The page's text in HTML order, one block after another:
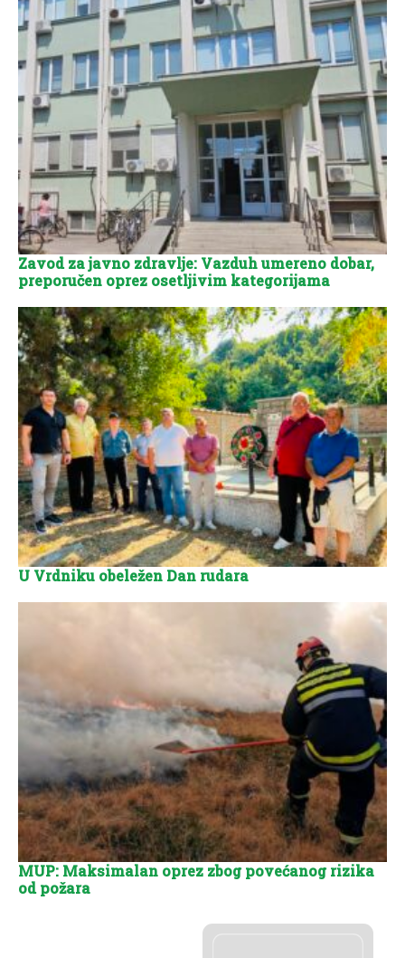
Zavod za javno zdravlje: Vazduh umereno dobar,
preporučen oprez osetljivim kategorijama
U Vrdniku obeležen Dan rudara
MUP: Maksimalan oprez zbog povećanog rizika
od požara